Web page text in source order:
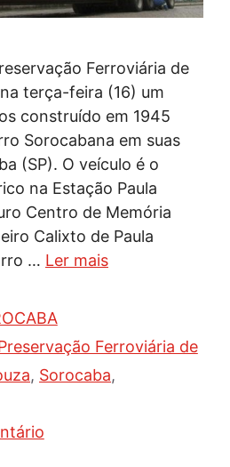
Ferroviária de
terça-feira (16) um
construído em 1945
Sorocabana em suas
(SP). O veículo é o
na Estação Paula
Centro de Memória
Calixto de Paula
… Ler mais
Ferroviária de
, Sorocaba,